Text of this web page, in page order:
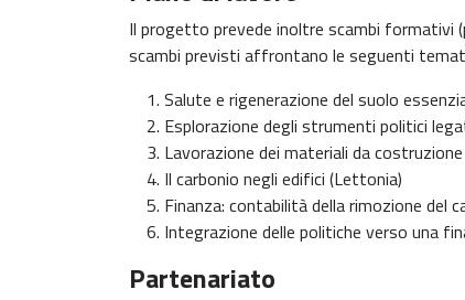
Il progetto prevede inoltre scambi formativi
scambi previsti affrontano le seguenti
Salute e rigenerazione del suolo
Esplorazione degli strumenti politici
Lavorazione dei materiali da
Il carbonio negli edifici (Lettonia)
Finanza: contabilità della rimozione del
Integrazione delle politiche verso una
Partenariato